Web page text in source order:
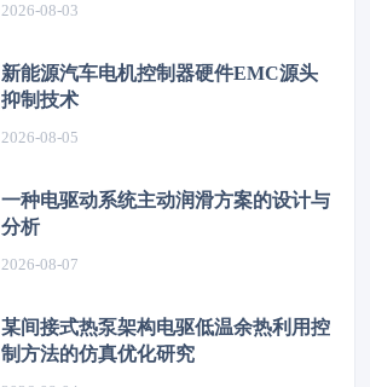
2026-08-03
新能源汽车电机控制器硬件EMC源头
抑制技术
2026-08-05
一种电驱动系统主动润滑方案的设计与
分析
2026-08-07
某间接式热泵架构电驱低温余热利用控
制方法的仿真优化研究